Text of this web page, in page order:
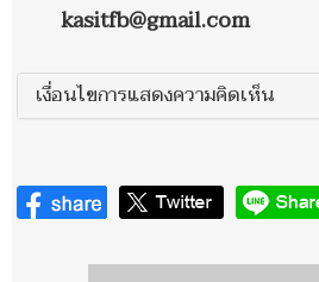
kasitfb@gmail.com
เงื่อนไขการแสดงความคิดเห็น